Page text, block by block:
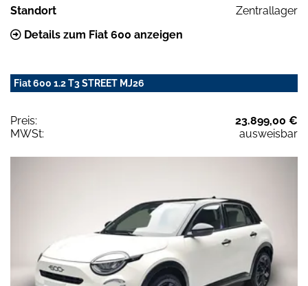
Standort
Zentrallager
Details zum Fiat 600 anzeigen
Fiat 600 1.2 T3 STREET MJ26
Preis:
23.899,00 €
MWSt:
ausweisbar